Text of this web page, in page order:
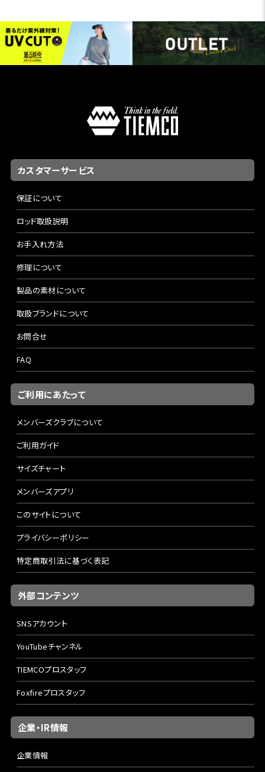
カスタマーサービス
保証について
ロッド取扱説明
お手入れ方法
修理について
製品の素材について
取扱ブランドについて
お問合せ
FAQ
ご利用にあたって
メンバーズクラブについて
ご利用ガイド
サイズチャート
メンバーズアプリ
このサイトについて
プライバシーポリシー
特定商取引法に基づく表記
外部コンテンツ
SNSアカウント
YouTubeチャンネル
TIEMCOプロスタッフ
Foxfireプロスタッフ
企業・IR情報
企業情報